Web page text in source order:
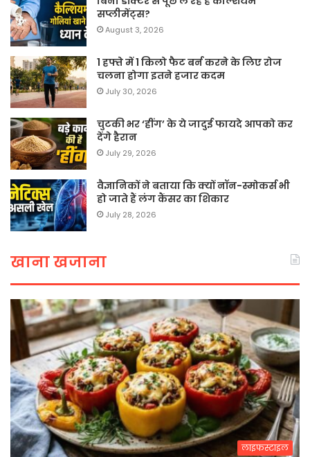
सप्लीमेंट्स?
August 3, 2026
1 हफ्ते में 1 किलो फैट बर्न करने के लिए रोज
चलना होगा इतने हजार कदम
July 30, 2026
चुटकी भर ‘हींग’ के ये जादुई फायदे आपको कर
देंगे हैरान
July 29, 2026
वैज्ञानिकों ने बताया कि क्यों नॉन-स्मोकर्स भी
हो जाते हैं लंग कैंसर का शिकार
July 28, 2026
खाना खजाना
लाइफस्टाइल